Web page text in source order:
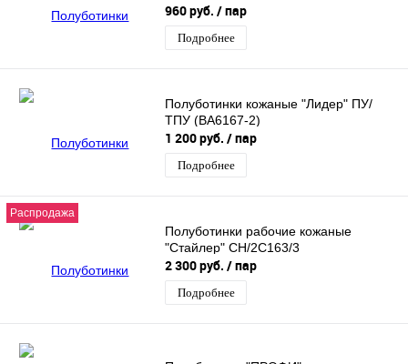
960 руб. / пар
Подробнее
Полуботинки кожаные "Лидер" ПУ/
ТПУ (ВА6167-2)
1 200 руб. / пар
Подробнее
Распродажа
Полуботинки рабочие кожаные
"Стайлер" CH/2C163/3
2 300 руб. / пар
Подробнее